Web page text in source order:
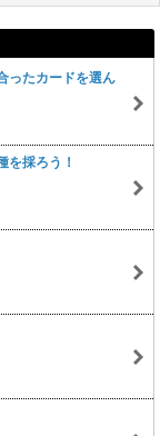
ったカードを選ん
を採ろう！